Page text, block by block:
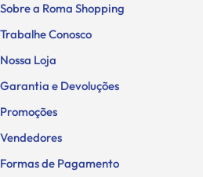
Sobre a Roma Shopping
Trabalhe Conosco
Nossa Loja
Garantia e Devoluções
Promoções
Vendedores
Formas de Pagamento